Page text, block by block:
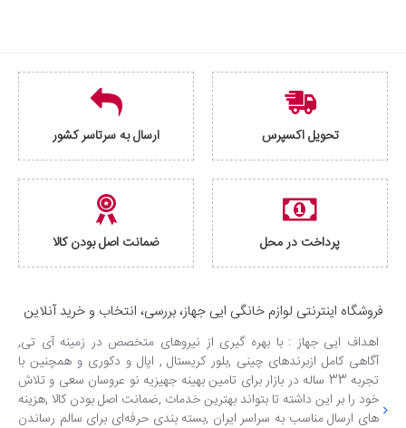
تحویل اکسپرس ارسال به سرتاسر کشور
پرداخت در محل ضمانت اصل بودن کالا
فروشگاه اینترنتی لوازم خانگی ایی جهاز، بررسی، انتخاب و خرید آنلاین
اهداف ایی جهاز : با بهره گیری از نیروهای متخصص در زمینه آی تی,
آگاهی کامل ازبرندهای چینی ,بلور کریستال , اپال و دکوری و همچنین با
تجربه 33 ساله در بازار برای تامین بهینه جهیزیه نو عروسان سعی و تلاش
خود را بر این داشته تا بتواند بهترین خدمات ,ضمانت اصل بودن کالا ,هزینه
های ارسال مناسب به سراسر ایران ,بسته بندی حرفه‌ای برای سالم رساندن